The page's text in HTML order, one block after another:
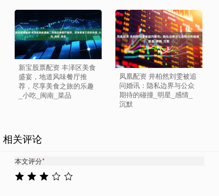
新宝股票配资 丰泽区美食
盛宴，地道风味餐厅推
荐，尽享美食之旅的乐趣
_小吃_闽南_菜品
凤凰配资 井柏然刘雯被追
问婚讯：隐私边界与公众
期待的碰撞_明星_感情_
沉默
相关评论
本文评分*